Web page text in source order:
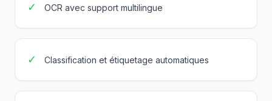
✓ OCR avec support multilingue
✓ Classification et étiquetage automatiques